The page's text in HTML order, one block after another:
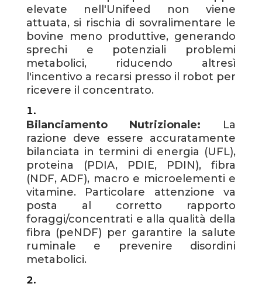
elevate nell'Unifeed non viene
attuata, si rischia di sovralimentare le
bovine meno produttive, generando
sprechi e potenziali problemi
metabolici, riducendo altresì
l'incentivo a recarsi presso il robot per
ricevere il concentrato.
Bilanciamento Nutrizionale: La
razione deve essere accuratamente
bilanciata in termini di energia (UFL),
proteina (PDIA, PDIE, PDIN), fibra
(NDF, ADF), macro e microelementi e
vitamine. Particolare attenzione va
posta al corretto rapporto
foraggi/concentrati e alla qualità della
fibra (peNDF) per garantire la salute
ruminale e prevenire disordini
metabolici.